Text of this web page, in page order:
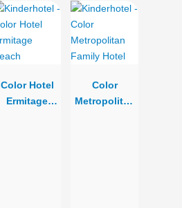
Color Hotel
Ermitage
Color
Metropolitan